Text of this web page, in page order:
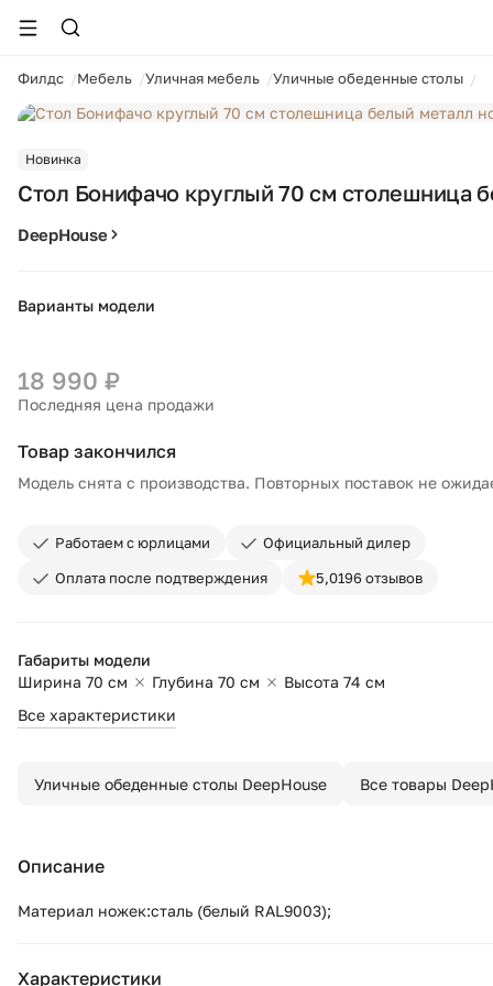
Филдс Мебель Уличная мебель Уличные обеденные столы
Новинка
Стол Бонифачо круглый 70 см столешница
DeepHouse
Варианты модели
18 990 ₽
Последняя цена продажи
Товар закончился
Модель снята с производства. Повторных поставок не
Работаем с юрлицами
Официальный дилер
Оплата после подтверждения
5,0196 отзывов
Габариты модели
Ширина 70 см
Глубина 70 см
Высота 74 см
Все характеристики
Уличные обеденные столы DeepHouse Все товары
Описание
Материал ножек:сталь (белый RAL9003);
Характеристики